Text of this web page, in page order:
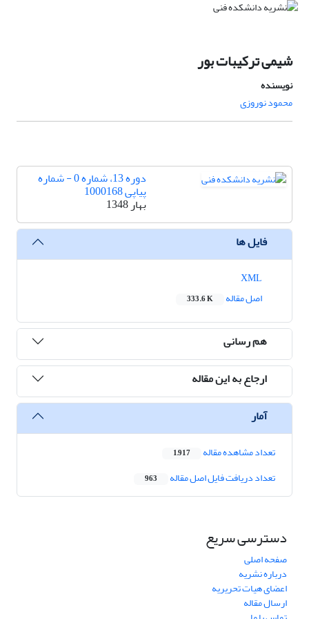
شیمی ترکیبات بور
نویسنده
محمود نوروزی
دوره 13، شماره 0 - شماره
پیاپی 1000168
بهار 1348
فایل ها
اصل مقاله
333.6 K
هم رسانی
ارجاع به این مقاله
آمار
تعداد مشاهده مقاله 1,917
تعداد دریافت فایل اصل مقاله 963
دسترسی سریع
صفحه اصلی
درباره نشریه
اعضای هیات تحریریه
ارسال مقاله